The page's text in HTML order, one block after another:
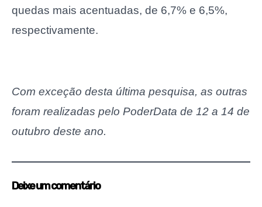
quedas mais acentuadas, de 6,7% e 6,5%,
respectivamente.
Com exceção desta última pesquisa, as outras
foram realizadas pelo PoderData de 12 a 14 de
outubro deste ano.
Deixe um comentário